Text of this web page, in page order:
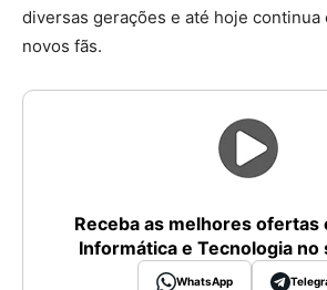
diversas gerações e até hoje continua
novos fãs.
Receba as melhores ofertas
Informática e Tecnologia no
WhatsApp